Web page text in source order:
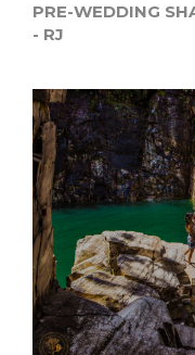
PRE-WEDDING
- RJ